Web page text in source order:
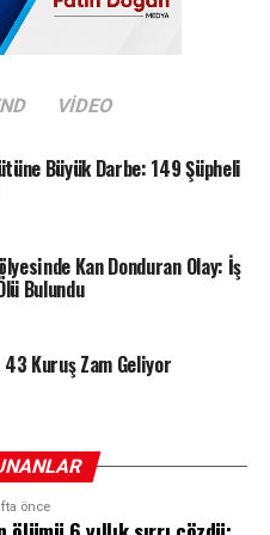
Kez Ölümden
genç oyuncu，bu
Törene
ve sevenlerinin yoğun
VIDEO
Büyük Darbe: 149 Şüpheli
Kan Donduran Olay: İş
Bulundu
43 Kuruş Zam Geliyor
önce